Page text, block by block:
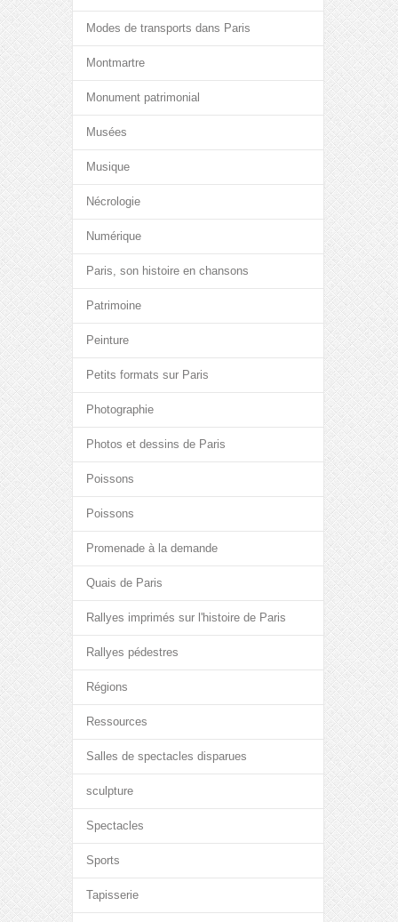
Modes de transports dans Paris
Montmartre
Monument patrimonial
Musées
Musique
Nécrologie
Numérique
Paris, son histoire en chansons
Patrimoine
Peinture
Petits formats sur Paris
Photographie
Photos et dessins de Paris
Poissons
Poissons
Promenade à la demande
Quais de Paris
Rallyes imprimés sur l'histoire de Paris
Rallyes pédestres
Régions
Ressources
Salles de spectacles disparues
sculpture
Spectacles
Sports
Tapisserie